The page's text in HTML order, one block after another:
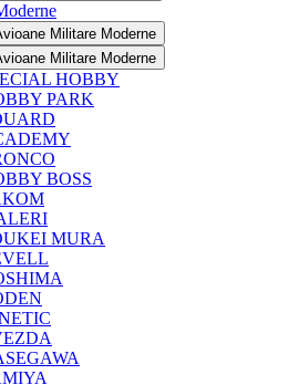
Militare Moderne
Militare Moderne
HOBBY
PARK
BOSS
MURA